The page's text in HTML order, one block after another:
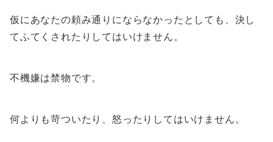
仮にあなたの頼み通りにならなかったとしても、決し
てふてくされたりしてはいけません。
不機嫌は禁物です。
何よりも苛ついたり、怒ったりしてはいけません。